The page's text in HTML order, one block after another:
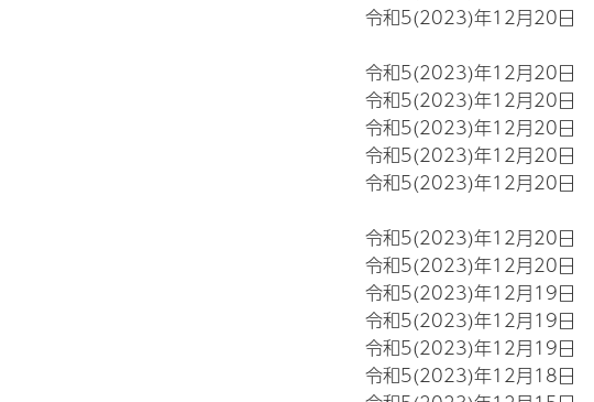
令和5(2023)年12月20日
令和5(2023)年12月20日
令和5(2023)年12月20日
令和5(2023)年12月20日
令和5(2023)年12月20日
令和5(2023)年12月20日
令和5(2023)年12月20日
令和5(2023)年12月20日
令和5(2023)年12月19日
令和5(2023)年12月19日
令和5(2023)年12月19日
令和5(2023)年12月18日